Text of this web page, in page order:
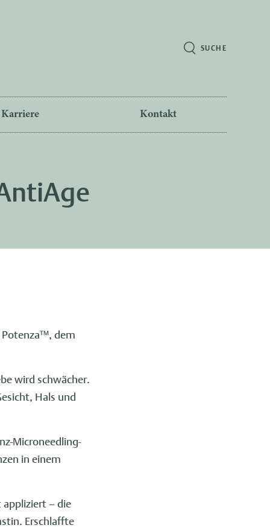
SUCHE
Karriere Kontakt
Potenza™, dem
wird schwächer.
Hals und
Microneedling-
in einem
– die
Erschlaffte